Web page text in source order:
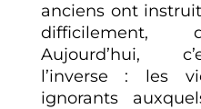
anciens ont
difficilement,
Aujourd’hui,
l’inverse : les
ignorants